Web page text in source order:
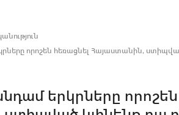
որոշեն հեռացնել Հայաստանին, ստիպված
երկրները որոշեն